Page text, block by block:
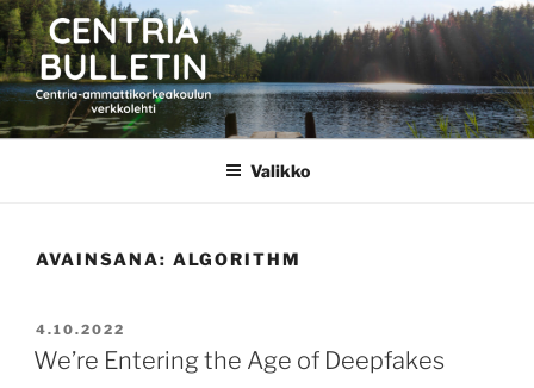
Siirry
sisältöön
CENTRIA BULLETIN
Valikko
AVAINSANA: ALGORITHM
JULKAISTU
4.10.2022
We’re Entering the Age of Deepfakes